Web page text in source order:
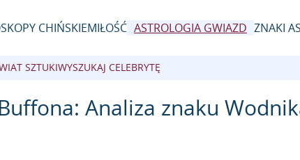
CHIŃSKIEMIŁOŚĆ ASTROLOGIA GWIAZD ZNAKI
SZTUKIWYSZUKAJ CELEBRYTĘ
Analiza znaku